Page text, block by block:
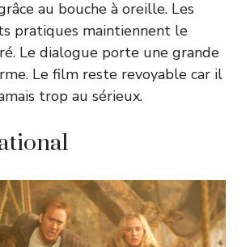
au bouche à oreille. Les
pratiques maintiennent le
Le dialogue porte une grande
Le film reste revoyable car il
trop au sérieux.